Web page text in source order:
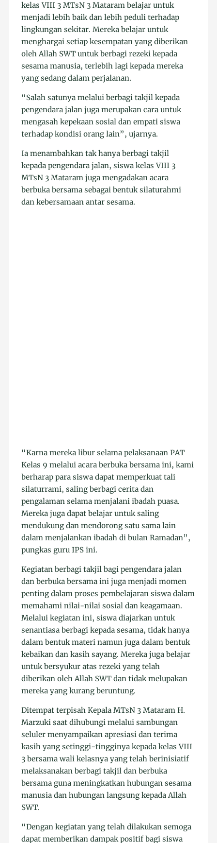
kelas VIII 3 MTsN 3 Mataram belajar untuk
menjadi lebih baik dan lebih peduli terhadap
lingkungan sekitar. Mereka belajar untuk
menghargai setiap kesempatan yang diberikan
oleh Allah SWT untuk berbagi rezeki kepada
sesama manusia, terlebih lagi kepada mereka
yang sedang dalam perjalanan.
“Salah satunya melalui berbagi takjil kepada
pengendara jalan juga merupakan cara untuk
mengasah kepekaan sosial dan empati siswa
terhadap kondisi orang lain”, ujarnya.
Ia menambahkan tak hanya berbagi takjil
kepada pengendara jalan, siswa kelas VIII 3
MTsN 3 Mataram juga mengadakan acara
berbuka bersama sebagai bentuk silaturahmi
dan kebersamaan antar sesama.
“Karna mereka libur selama pelaksanaan PAT
Kelas 9 melalui acara berbuka bersama ini, kami
berharap para siswa dapat memperkuat tali
silaturrami, saling berbagi cerita dan
pengalaman selama menjalani ibadah puasa.
Mereka juga dapat belajar untuk saling
mendukung dan mendorong satu sama lain
dalam menjalankan ibadah di bulan Ramadan”,
pungkas guru IPS ini.
Kegiatan berbagi takjil bagi pengendara jalan
dan berbuka bersama ini juga menjadi momen
penting dalam proses pembelajaran siswa dalam
memahami nilai-nilai sosial dan keagamaan.
Melalui kegiatan ini, siswa diajarkan untuk
senantiasa berbagi kepada sesama, tidak hanya
dalam bentuk materi namun juga dalam bentuk
kebaikan dan kasih sayang. Mereka juga belajar
untuk bersyukur atas rezeki yang telah
diberikan oleh Allah SWT dan tidak melupakan
mereka yang kurang beruntung.
Ditempat terpisah Kepala MTsN 3 Mataram H.
Marzuki saat dihubungi melalui sambungan
seluler menyampaikan apresiasi dan terima
kasih yang setinggi-tingginya kepada kelas VIII
3 bersama wali kelasnya yang telah berinisiatif
melaksanakan berbagi takjil dan berbuka
bersama guna meningkatkan hubungan sesama
manusia dan hubungan langsung kepada Allah
SWT.
“Dengan kegiatan yang telah dilakukan semoga
dapat memberikan dampak positif bagi siswa